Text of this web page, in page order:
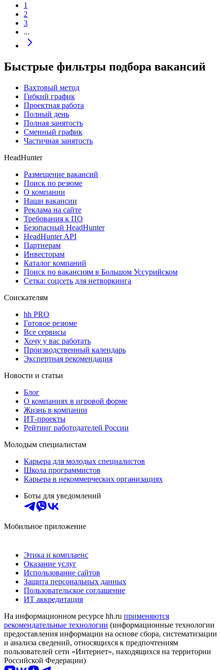
1
2
3
...
Быстрые фильтры подбора вакансий
Вахтовый метод
Гибкий график
Проектная работа
Полный день
Полная занятость
Сменный график
Частичная занятость
HeadHunter
Размещение вакансий
Поиск по резюме
О компании
Наши вакансии
Реклама на сайте
Требования к ПО
Безопасный HeadHunter
HeadHunter API
Партнерам
Инвесторам
Каталог компаний
Поиск по вакансиям в Большом Уссурийском
Сетка: соцсеть для нетворкинга
Соискателям
hh PRO
Готовое резюме
Все сервисы
Хочу у вас работать
Производственный календарь
Экспертная рекомендация
Новости и статьи
Блог
О компаниях в игровой форме
Жизнь в компании
ИТ-проекты
Рейтинг работодателей России
Молодым специалистам
Карьера для молодых специалистов
Школа программистов
Карьера в некоммерческих организациях
Боты для уведомлений
Мобильное приложение
Этика и комплаенс
Оказание услуг
Использование сайтов
Защита персональных данных
Пользовательское соглашение
ИТ аккредитация
На информационном ресурсе hh.ru применяются
рекомендательные технологии (информационные технологии
предоставления информации на основе сбора, систематизации
и анализа сведений, относящихся к предпочтениям
пользователей сети «Интернет», находящихся на территории
Российской Федерации)